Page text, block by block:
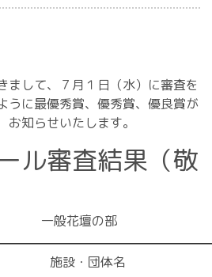
して、７月１日（水）に審査を
うに最優秀賞、優秀賞、優良賞が
知らせいたします。
ル審査結果（敬
一般花壇の部
施設・団体名